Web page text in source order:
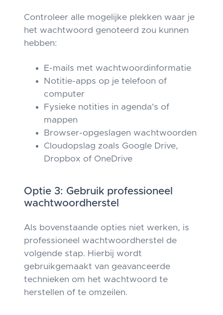
Controleer alle mogelijke plekken waar je
het wachtwoord genoteerd zou kunnen
hebben:
E-mails met wachtwoordinformatie
Notitie-apps op je telefoon of
computer
Fysieke notities in agenda's of
mappen
Browser-opgeslagen wachtwoorden
Cloudopslag zoals Google Drive,
Dropbox of OneDrive
Optie 3: Gebruik professioneel
wachtwoordherstel
Als bovenstaande opties niet werken, is
professioneel wachtwoordherstel de
volgende stap. Hierbij wordt
gebruikgemaakt van geavanceerde
technieken om het wachtwoord te
herstellen of te omzeilen.